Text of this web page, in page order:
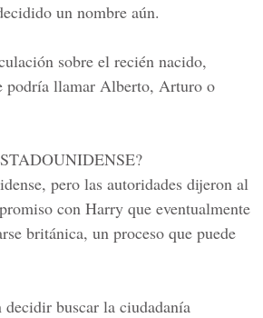
un nombre aún.
sobre el recién nacido,
podría llamar Alberto, Arturo o
pero las autoridades dijeron al
con Harry que eventualmente
británica, un proceso que puede
buscar la ciudadanía